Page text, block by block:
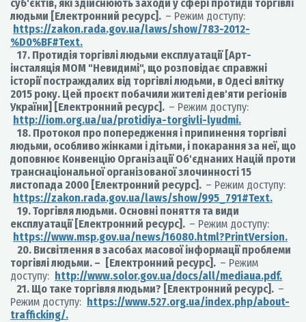
суб'єктів, які здійснюють заходи у сфері протидії торгівлі
людьми [Електронний ресурс]. – Режим доступу:
https://zakon.rada.gov.ua/laws/show/783-2012-
%D0%BF#Text.
17. Протидія торгівлі людьми експлуатації [Арт-
інсталяція МОМ "Невидимі", що розповідає справжні
історії постраждалих від торгівлі людьми, в Одесі влітку
2015 року. Цей проєкт побачили жителі дев'яти регіонів
України] [Електронний ресурс]. – Режим доступу:
http://iom.org.ua/ua/protidiya-torgivli-lyudmi.
18. Протокол про попередження і припинення торгівлі
людьми, особливо жінками і дітьми, і покарання за неї, що
доповнює Конвенцію Організації Об'єднаних Націй проти
транснаціональної організованої злочинності 15
листопада 2000 [Електронний ресурс]. – Режим доступу:
https://zakon.rada.gov.ua/laws/show/995_791#Text.
19. Торгівля людьми. Основні поняття та види
експлуатації [Електронний ресурс]. – Режим доступу:
https://www.msp.gov.ua/news/16080.html?PrintVersion.
20. Висвітлення в засобах масової інформації проблеми
торгівлі людьми. – [Електронний ресурс]. – Режим
доступу: http://www.solor.gov.ua/docs/all/mediaua.pdf.
21. Що таке торгівля людьми? [Електронний ресурс]. –
Режим доступу: https://www.527.org.ua/index.php/about-
trafficking/.